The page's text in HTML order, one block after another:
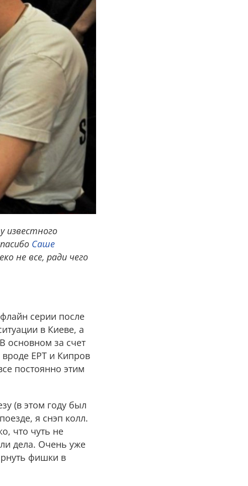
известного
Саше
не все, ради чего
серии после
в Киеве, а
основном за счет
EPT и Кипров
постоянно этим
(в этом году был
я снэп колл.
что чуть не
дела. Очень уже
фишки в